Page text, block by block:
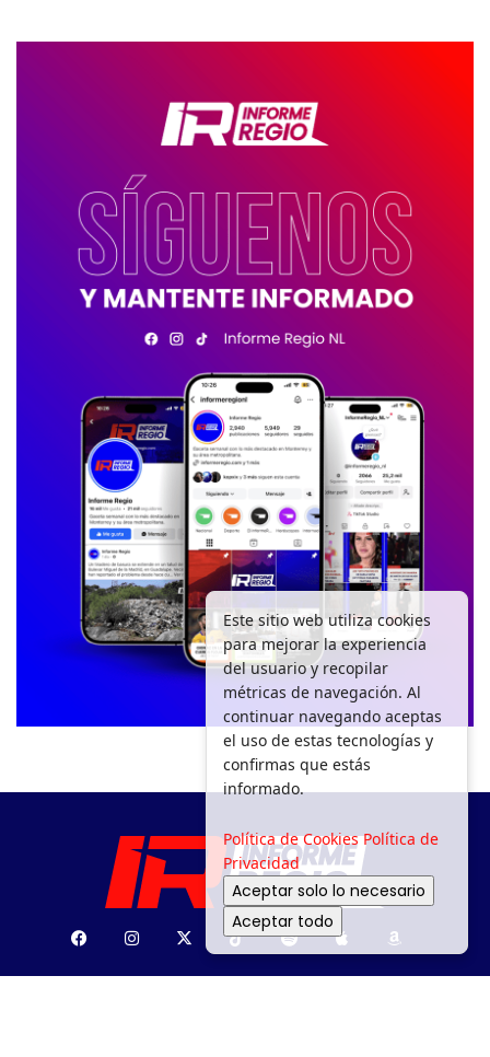
Este sitio web utiliza cookies
para mejorar la experiencia
del usuario y recopilar
métricas de navegación. Al
continuar navegando aceptas
el uso de estas tecnologías y
confirmas que estás
informado.
Política de Cookies Política de
Privacidad
Aceptar solo lo necesario
Aceptar todo